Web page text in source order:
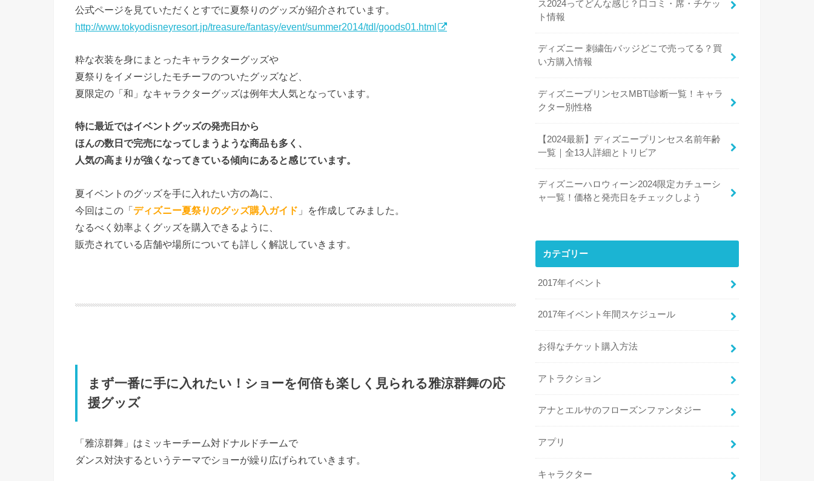
公式ページを見ていただくとすでに夏祭りのグッズが紹介されています。
http://www.tokyodisneyresort.jp/treasure/fantasy/event/summer2014/tdl/goods01.html
粋な衣装を身にまとったキャラクターグッズや
夏祭りをイメージしたモチーフのついたグッズなど、
夏限定の「和」なキャラクターグッズは例年大人気となっています。
特に最近ではイベントグッズの発売日から
ほんの数日で完売になってしまうような商品も多く、
人気の高まりが強くなってきている傾向にあると感じています。
夏イベントのグッズを手に入れたい方の為に、
今回はこの「ディズニー夏祭りのグッズ購入ガイド 」を作成してみました。
なるべく効率よくグッズを購入できるように、
販売されている店舗や場所についても詳しく解説していきます。
まず一番に手に入れたい！ショーを何倍も楽しく見られる雅涼群舞の応
援グッズ
「雅涼群舞」はミッキーチーム対ドナルドチームで
ダンス対決するというテーマでショーが繰り広げられていきます。
ス2024ってどんな感じ？口コミ・席・チケッ
ト情報
ディズニー 刺繍缶バッジどこで売ってる？買
い方購入情報
ディズニープリンセスMBTI診断一覧！キャラ
クター別性格
【2024最新】ディズニープリンセス名前年齢
一覧｜全13人詳細とトリビア
ディズニーハロウィーン2024限定カチューシ
ャ一覧！価格と発売日をチェックしよう
カテゴリー
2017年イベント
2017年イベント年間スケジュール
お得なチケット購入方法
アトラクション
アナとエルサのフローズンファンタジー
アプリ
キャラクター